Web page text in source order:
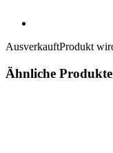
AusverkauftProdukt
Ähnliche Produkte